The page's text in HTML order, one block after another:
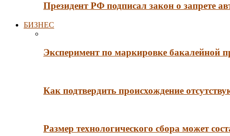
Президент РФ подписал закон о запрете
БИЗНЕС
Эксперимент по маркировке бакалейной
Как подтвердить происхождение
Размер технологического сбора может